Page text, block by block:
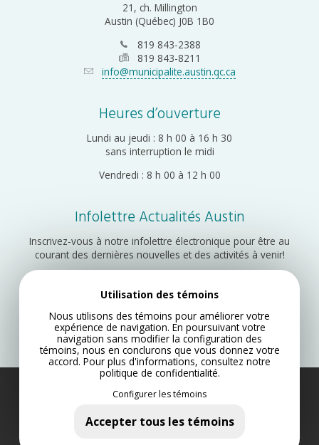
21, ch. Millington
Austin (Québec) J0B 1B0
819 843-2388
819 843-8211
info@municipalite.austin.qc.ca
Heures d’ouverture
Lundi au jeudi : 8 h 00 à 16 h 30
sans interruption le midi
Vendredi : 8 h 00 à 12 h 00
Infolettre Actualités Austin
Inscrivez-vous à notre infolettre électronique pour être au
courant des dernières nouvelles et des activités à venir!
Municipalité d’Austin 2022
Plan du site
Politique de confidentialité
Utilisation des témoins
Nous utilisons des témoins pour améliorer votre
expérience de navigation. En poursuivant votre
navigation sans modifier la configuration des
témoins, nous en conclurons que vous donnez votre
accord. Pour plus d'informations, consultez notre
politique de confidentialité.
Configurer les témoins
Accepter tous les témoins